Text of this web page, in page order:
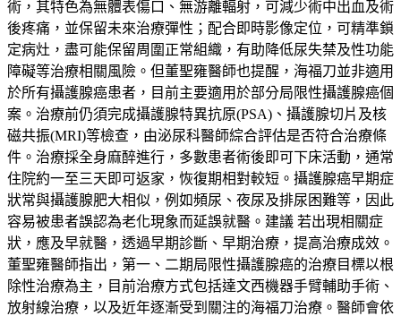
術，其特色為無體表傷口、無游離輻射，可減少術中出血及術
後疼痛，並保留未來治療彈性；配合即時影像定位，可精準鎖
定病灶，盡可能保留周圍正常組織，有助降低尿失禁及性功能
障礙等治療相關風險。但董聖雍醫師也提醒，海福刀並非適用
於所有攝護腺癌患者，目前主要適用於部分局限性攝護腺癌個
案。治療前仍須完成攝護腺特異抗原(PSA)、攝護腺切片及核
磁共振(MRI)等檢查，由泌尿科醫師綜合評估是否符合治療條
件。治療採全身麻醉進行，多數患者術後即可下床活動，通常
住院約一至三天即可返家，恢復期相對較短。攝護腺癌早期症
狀常與攝護腺肥大相似，例如頻尿、夜尿及排尿困難等，因此
容易被患者誤認為老化現象而延誤就醫。建議 若出現相關症
狀，應及早就醫，透過早期診斷、早期治療，提高治療成效。
董聖雍醫師指出，第一、二期局限性攝護腺癌的治療目標以根
除性治療為主，目前治療方式包括達文西機器手臂輔助手術、
放射線治療，以及近年逐漸受到關注的海福刀治療。醫師會依